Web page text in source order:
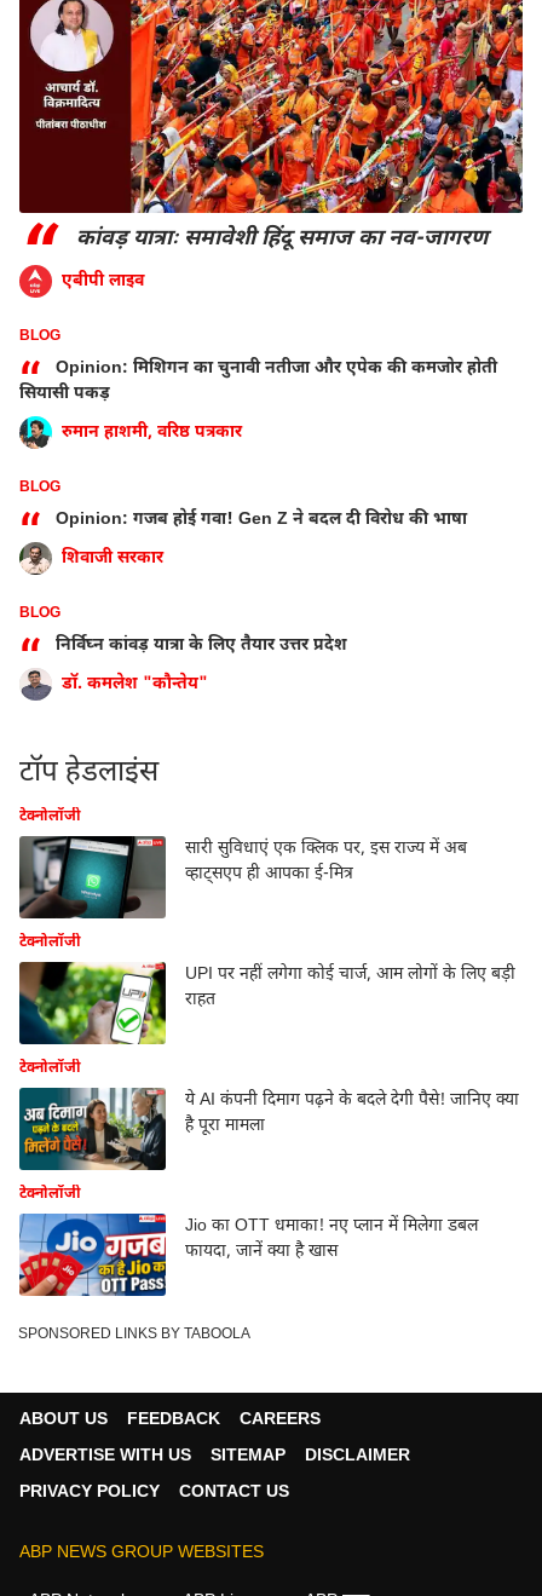
“ कांवड़ यात्राः समावेशी हिंदू समाज का नव-जागरण
एबीपी लाइव
BLOG
“
Opinion: मिशिगन का चुनावी नतीजा और एपेक की कमजोर होती
सियासी पकड़
रुमान हाशमी, वरिष्ठ पत्रकार
BLOG
“
Opinion: गजब होई गवा! Gen Z ने बदल दी विरोध की भाषा
शिवाजी सरकार
BLOG
“
निर्विघ्न कांवड़ यात्रा के लिए तैयार उत्तर प्रदेश
डॉ. कमलेश "कौन्तेय"
टॉप हेडलाइंस
टेक्नोलॉजी
सारी सुविधाएं एक क्लिक पर, इस राज्य में अब
व्हाट्सएप ही आपका ई-मित्र
टेक्नोलॉजी
UPI पर नहीं लगेगा कोई चार्ज, आम लोगों के लिए बड़ी
राहत
टेक्नोलॉजी
ये AI कंपनी दिमाग पढ़ने के बदले देगी पैसे! जानिए क्या
है पूरा मामला
टेक्नोलॉजी
Jio का OTT धमाका! नए प्लान में मिलेगा डबल
फायदा, जानें क्या है खास
SPONSORED LINKS BY TABOOLA
ABOUT US FEEDBACK
CAREERS
ADVERTISE WITH US
SITEMAP
DISCLAIMER
PRIVACY POLICY
CONTACT US
ABP NEWS GROUP WEBSITES